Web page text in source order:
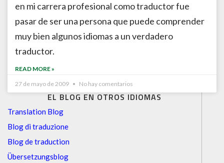
EL BLOG EN OTROS IDIOMAS
Translation Blog
Blog di traduzione
Blog de traduction
Übersetzungsblog
en mi carrera profesional como traductor fue
pasar de ser una persona que puede comprender
muy bien algunos idiomas a un verdadero
traductor.
READ MORE »
27 de mayo de 2009
No hay comentarios